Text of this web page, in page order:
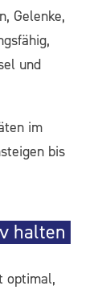
Gelenke,
und
im
bis
halten
optimal,